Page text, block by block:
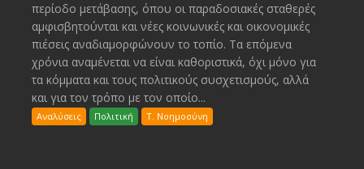
περίοδο μετάβασης, όπου οι παραδοσιακές σταθερές
αμφισβητούνται και νέες κοινωνικές και οικονομικές
πιέσεις αναδιαμορφώνουν το τοπίο. Τα επόμενα
χρόνια αναμένεται να είναι καθοριστικά, όχι μόνο για
τα κόμματα και τους πολιτικούς συσχετισμούς, αλλά
και για τον τρόπο με τον οποίο...
Αναλύσεις Πολιτική Τ. Νοημοσύνη